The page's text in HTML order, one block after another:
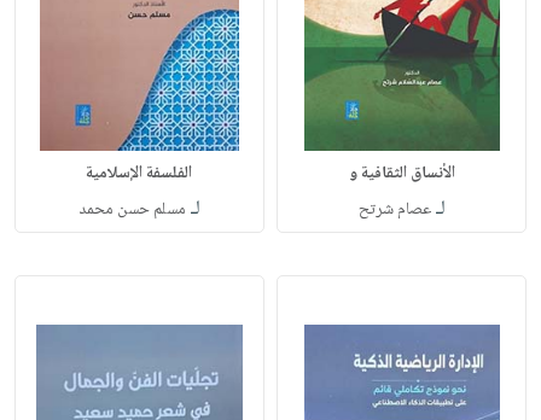
الأنساق الثقافية و
لـعصام شرتح
الفلسفة الإسلامية
لـ مسلم حسن محمد